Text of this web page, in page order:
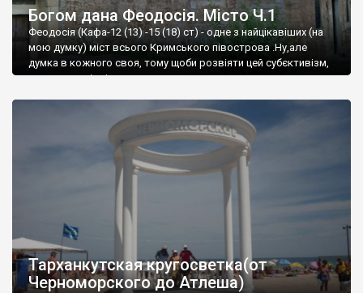
Богом дана Феодосія. Місто Ч.1
Феодосія (Кафа-12 (13) -15 (18) ст) - одне з найцікавіших (на
мою думку) міст всього Кримського півострова .Ну,але
думка в кожного своя, тому щоби розвіяти цей субєктивізм,
запрошую відвідати це
Тарханкутская кругосветка(от
Черноморского до Атлеша)